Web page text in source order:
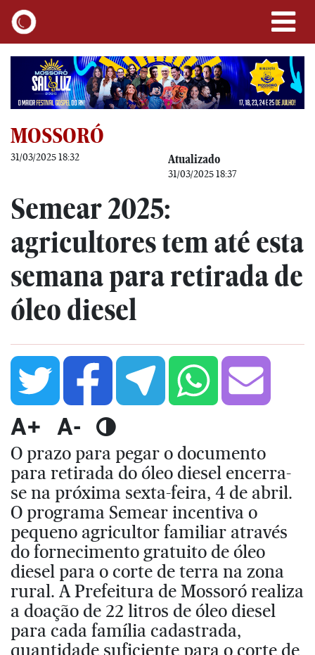
MOSSORÓ
31/03/2025 18:32 Atualizado
31/03/2025 18:37
Semear 2025:
agricultores tem até esta
semana para retirada de
óleo diesel
A+ A-
O prazo para pegar o documento
para retirada do óleo diesel encerra-
se na próxima sexta-feira, 4 de abril.
O programa Semear incentiva o
pequeno agricultor familiar através
do fornecimento gratuito de óleo
diesel para o corte de terra na zona
rural. A Prefeitura de Mossoró realiza
a doação de 22 litros de óleo diesel
para cada família cadastrada,
quantidade suficiente para o corte de